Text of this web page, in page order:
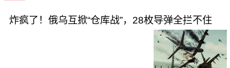
炸疯了！俄乌互掀“仓库战”，28枚导弹全拦不住